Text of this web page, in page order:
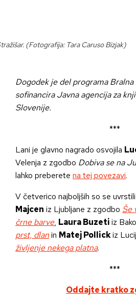
(Fotografija: Tara Caruso Bizjak)
Dogodek je del programa
sofinancira Javna agencija za
Slovenije.
***
Lani je glavno nagrado osvojila
Velenja z zgodbo Dobiva se na
lahko preberete na tej povezavi.
V četverico najboljših so se
Majcen iz Ljubljane z zgodbo Še
črne barve, Laura Buzetiiz
prst, dlanin Matej Pollickiz
življenje nekega platna.
***
Oddajte kratko